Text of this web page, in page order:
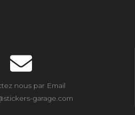
nous par Email
garage.com